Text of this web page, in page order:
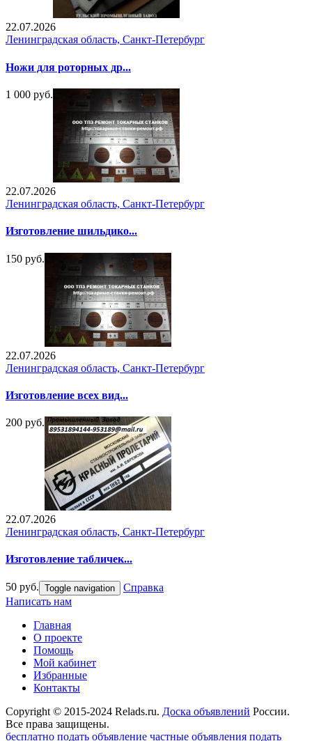
22.07.2026
Ленинградская область, Санкт-Петербург
Ножи для роторных др...
1 000 руб.
22.07.2026
Ленинградская область, Санкт-Петербург
Изготовление шильдико...
150 руб.
22.07.2026
Ленинградская область, Санкт-Петербург
Изготовление всех вид...
200 руб.
22.07.2026
Ленинградская область, Санкт-Петербург
Изготовление табличек...
50 руб. Toggle navigation
Справка
Написать нам
Главная
О проекте
Помощь
Мой кабинет
Избранные
Контакты
Copyright © 2015-2024 Relads.ru. Доска объявлений России.
Все права защищены.
бесплатно подать объявление частные объявления подать